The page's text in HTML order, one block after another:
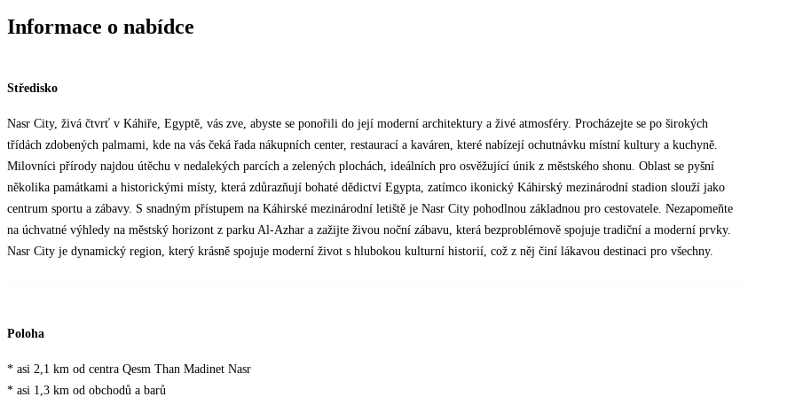
Informace o nabídce
Středisko
Nasr City, živá čtvrť v Káhiře, Egyptě, vás zve, abyste se ponořili do její moderní architektury a živé atmosféry. Procházejte se po širokých
třídách zdobených palmami, kde na vás čeká řada nákupních center, restaurací a kaváren, které nabízejí ochutnávku místní kultury a kuchyně.
Milovníci přírody najdou útěchu v nedalekých parcích a zelených plochách, ideálních pro osvěžující únik z městského shonu. Oblast se pyšní
několika památkami a historickými místy, která zdůrazňují bohaté dědictví Egypta, zatímco ikonický Káhirský mezinárodní stadion slouží jako
centrum sportu a zábavy. S snadným přístupem na Káhirské mezinárodní letiště je Nasr City pohodlnou základnou pro cestovatele. Nezapomeňte
na úchvatné výhledy na městský horizont z parku Al-Azhar a zažijte živou noční zábavu, která bezproblémově spojuje tradiční a moderní prvky.
Nasr City je dynamický region, který krásně spojuje moderní život s hlubokou kulturní historií, což z něj činí lákavou destinaci pro všechny.
Poloha
* asi 2,1 km od centra Qesm Than Madinet Nasr
* asi 1,3 km od obchodů a barů